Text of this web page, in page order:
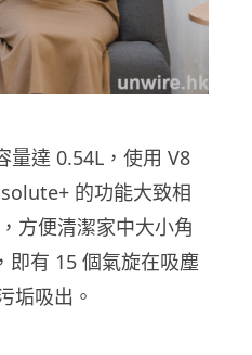
達 0.54L，使用 V8
的功能大致相
方便清潔家中大小角
即有 15 個氣旋在吸塵
垢吸出。